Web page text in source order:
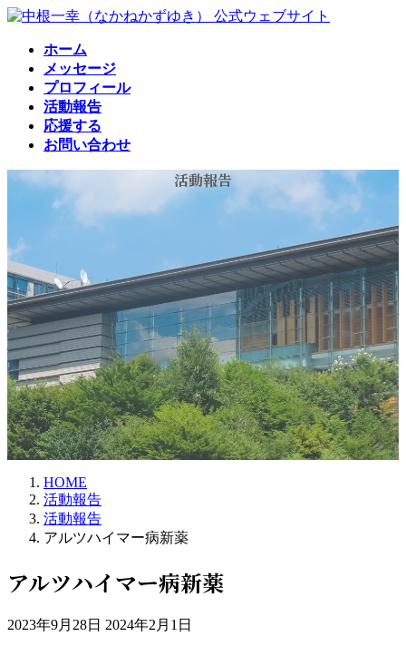
コ
ッ
ナ
移
ホーム
メッセージ
プロフィール
活動報告
応援する
お問い合わせ
活動報告
HOME
活動報告
活動報告
アルツハイマー病新薬
アルツハイマー病新薬
2023年9月28日 最
2024年2月1日